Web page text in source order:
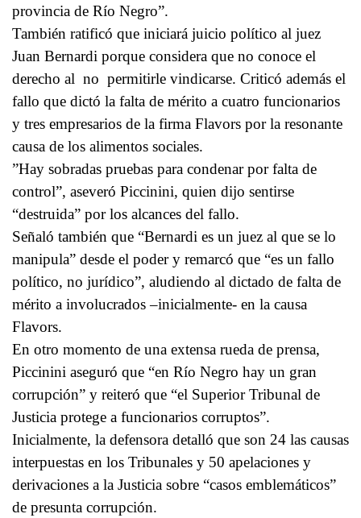
provincia de Río Negro”.
También ratificó que iniciará juicio político al juez
Juan Bernardi porque considera que no conoce el
derecho al no permitirle vindicarse. Criticó además el
fallo que dictó la falta de mérito a cuatro funcionarios
y tres empresarios de la firma Flavors por la resonante
causa de los alimentos sociales.
”Hay sobradas pruebas para condenar por falta de
control”, aseveró Piccinini, quien dijo sentirse
“destruida” por los alcances del fallo.
Señaló también que “Bernardi es un juez al que se lo
manipula” desde el poder y remarcó que “es un fallo
político, no jurídico”, aludiendo al dictado de falta de
mérito a involucrados –inicialmente- en la causa
Flavors.
En otro momento de una extensa rueda de prensa,
Piccinini aseguró que “en Río Negro hay un gran
corrupción” y reiteró que “el Superior Tribunal de
Justicia protege a funcionarios corruptos”.
Inicialmente, la defensora detalló que son 24 las causas
interpuestas en los Tribunales y 50 apelaciones y
derivaciones a la Justicia sobre “casos emblemáticos”
de presunta corrupción.